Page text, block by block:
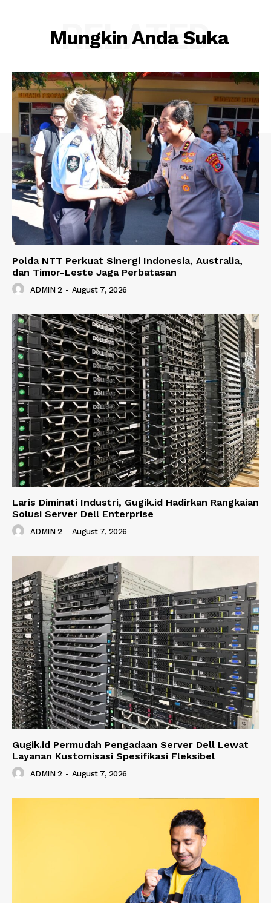
Mungkin Anda Suka
RELATED
Polda NTT Perkuat Sinergi Indonesia, Australia,
dan Timor-Leste Jaga Perbatasan
ADMIN 2 - August 7, 2026
Laris Diminati Industri, Gugik.id Hadirkan Rangkaian
Solusi Server Dell Enterprise
ADMIN 2 - August 7, 2026
Gugik.id Permudah Pengadaan Server Dell Lewat
Layanan Kustomisasi Spesifikasi Fleksibel
ADMIN 2 - August 7, 2026